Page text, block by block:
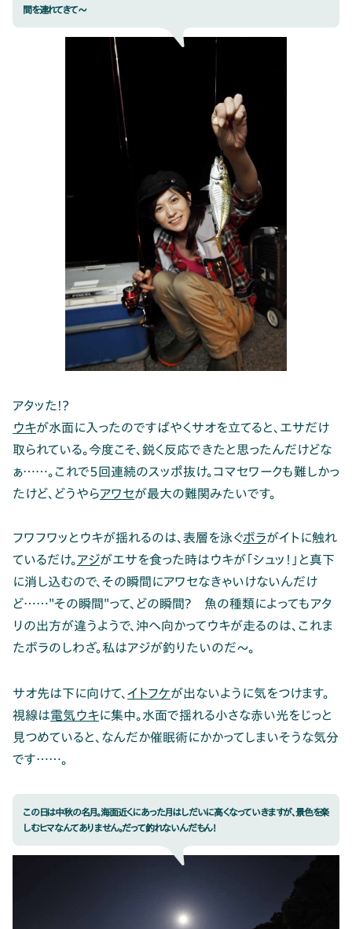
間を連れてきて～
アタッた!?
ウキが水面に入ったのですばやくサオを立てると、エサだけ
取られている。今度こそ、鋭く反応できたと思ったんだけどな
ぁ……。これで5回連続のスッポ抜け。コマセワークも難しかっ
たけど、どうやらアワセが最大の難関みたいです。
フワフワッとウキが揺れるのは、表層を泳ぐボラがイトに触れ
ているだけ。 アジがエサを食った時はウキが「シュッ！」と真下
に消し込むので、その瞬間にアワセなきゃいけないんだけ
ど……"その瞬間"って、どの瞬間？ 魚の種類によってもアタ
リの出方が違うようで、沖へ向かってウキが走るのは、これま
たボラのしわざ。私はアジが釣りたいのだ～。
サオ先は下に向けて、 イトフケが出ないように気をつけます。
視線は電気ウキに集中。水面で揺れる小さな赤い光をじっと
見つめていると、なんだか催眠術にかかってしまいそうな気分
です……。
この日は中秋の名月。海面近くにあった月はしだいに高くなっていきますが、景色を楽
しむヒマなんてありません。だって釣れないんだもん！